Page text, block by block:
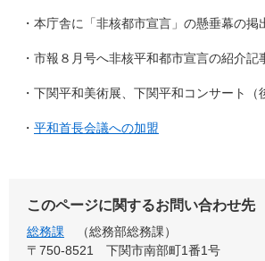
・本庁舎に「非核都市宣言」の懸垂幕の掲
・市報８月号へ非核平和都市宣言の紹介記
・下関平和美術展、下関平和コンサート（
・ 平和首長会議への加盟
このページに関するお問い合わせ先
総務課
総務部総務課
〒750-8521
下関市南部町1番1号